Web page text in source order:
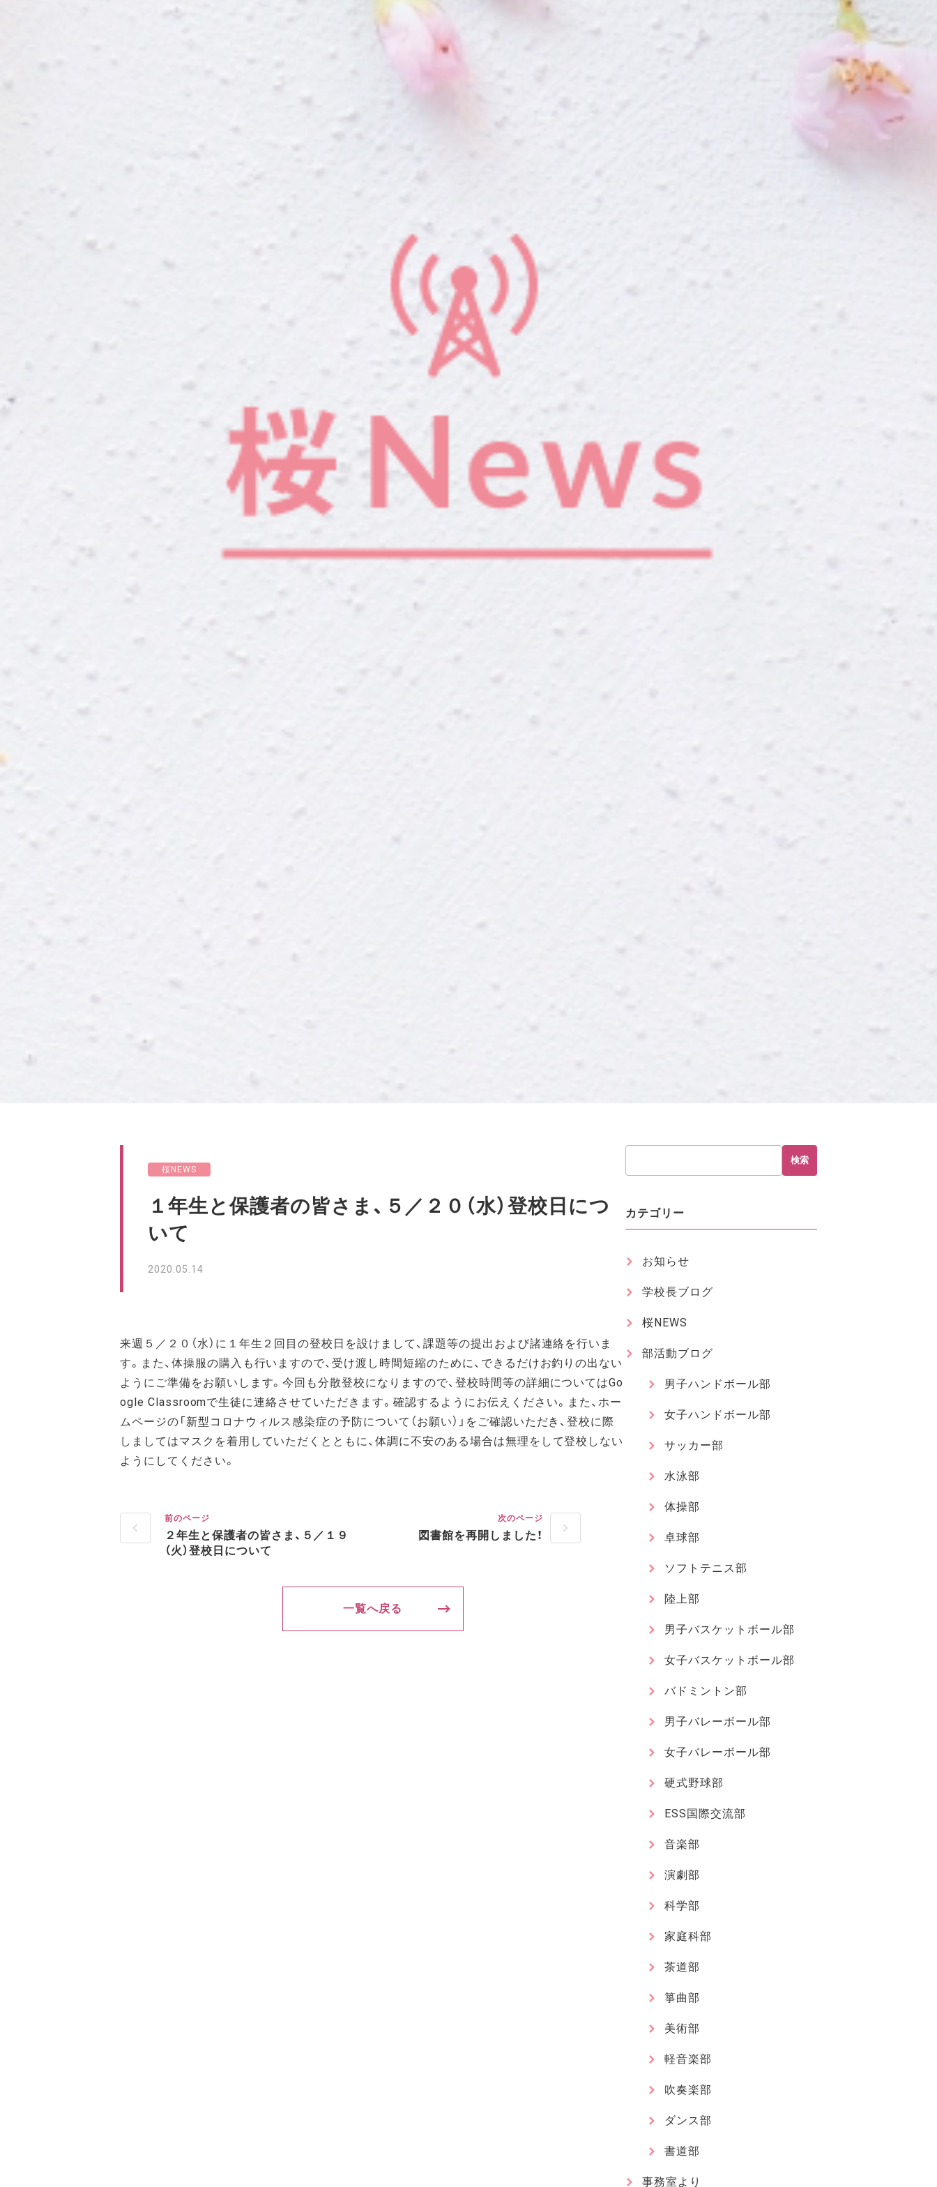
桜NEWS
１年生と保護者の皆さま、５／２０（水）登校日につ
いて
2020.05.14
来週５／２０（水）に１年生２回目の登校日を設けまして、課題等の提出および諸連絡を行いま
す。また、体操服の購入も行いますので、受け渡し時間短縮のために、できるだけお釣りの出ない
ようにご準備をお願いします。今回も分散登校になりますので、登校時間等の詳細についてはGo
ogle Classroomで生徒に連絡させていただきます。確認するようにお伝えください。また、ホー
ムページの「新型コロナウィルス感染症の予防について（お願い）」をご確認いただき、登校に際
しましてはマスクを着用していただくとともに、体調に不安のある場合は無理をして登校しない
ようにしてください。
前のページ
２年生と保護者の皆さま、５／１９
（火）登校日について
次のページ
図書館を再開しました！
一覧へ戻る
検索
カテゴリー
お知らせ
学校長ブログ
桜NEWS
部活動ブログ
男子ハンドボール部
女子ハンドボール部
サッカー部
水泳部
体操部
卓球部
ソフトテニス部
陸上部
男子バスケットボール部
女子バスケットボール部
バドミントン部
男子バレーボール部
女子バレーボール部
硬式野球部
ESS国際交流部
音楽部
演劇部
科学部
家庭科部
茶道部
箏曲部
美術部
軽音楽部
吹奏楽部
ダンス部
書道部
事務室より